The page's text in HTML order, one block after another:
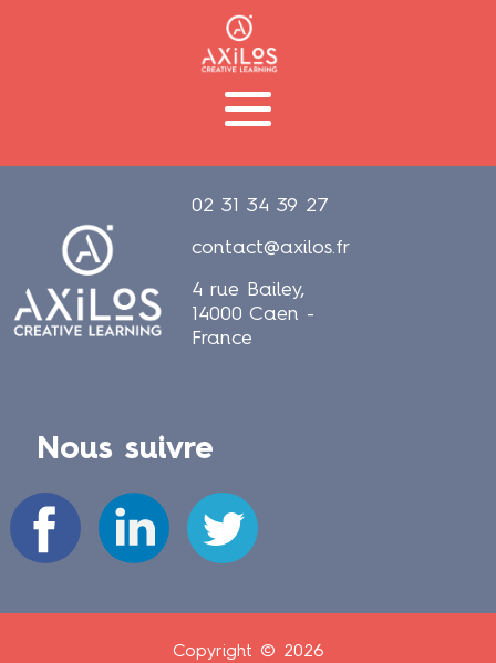
02 31 34 39 27
contact@axilos.fr
4 rue Bailey,
14000 Caen -
France
Nous suivre
Copyright © 2026